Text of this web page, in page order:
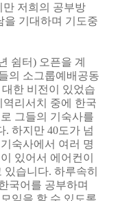
만 저희의 공부방
을 기대하며 기도중
쉼터) 오픈을 계
의 소그룹예배공동
대한 비전이 있었습
리서치 중에 한국
그들의 기숙사를
. 하지만 40도가 넘
숙사에서 여러 명
있어서 에어컨이
있습니다. 하루속히
국어를 공부하며
임을 할 수 있도록